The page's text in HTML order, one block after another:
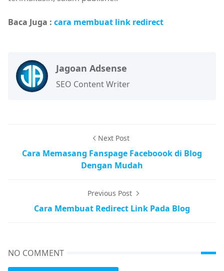
Baca Juga : cara membuat link redirect
Jagoan Adsense
SEO Content Writer
Next Post
Cara Memasang Fanspage Faceboook di Blog
Dengan Mudah
Previous Post
Cara Membuat Redirect Link Pada Blog
NO COMMENT